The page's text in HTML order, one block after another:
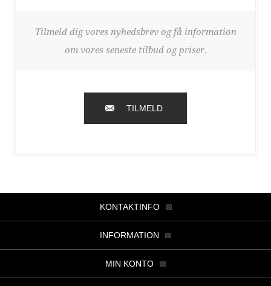
Tilmeld dig vores nyhedsbrev og få information
om vores seneste tilbud og priser.
TILMELD
KONTAKTINFO
INFORMATION
MIN KONTO